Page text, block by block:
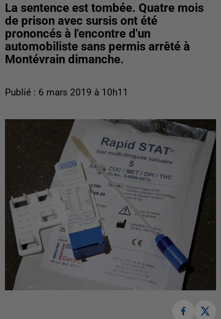
La sentence est tombée. Quatre mois
de prison avec sursis ont été
prononcés à l'encontre d'un
automobiliste sans permis arrêté à
Montévrain dimanche.
Publié : 6 mars 2019 à 10h11